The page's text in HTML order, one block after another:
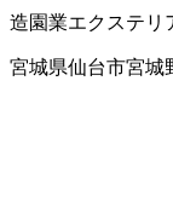
造園業エクステリ
宮城県仙台市宮城